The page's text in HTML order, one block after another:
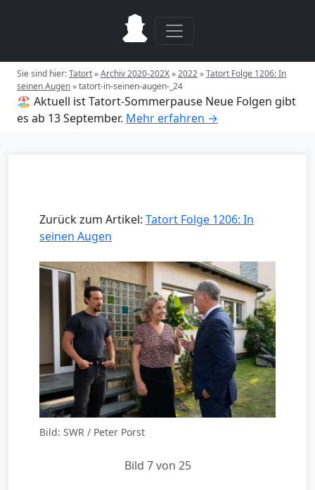
Sie sind hier:Tatort»Archiv 2020-202X»2022»Tatort Folge 1206: In
seinen Augen»tatort-in-seinen-augen-_24
🏖️ Aktuell ist Tatort-Sommerpause Neue Folgen gibt
es ab 13 September. Mehr erfahren →
Zurück zum Artikel: Tatort Folge 1206: In
seinen Augen
Bild: SWR / Peter Porst
Bild 7 von 25